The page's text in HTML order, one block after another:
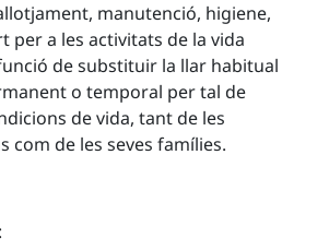
manutenció, higiene,
per a les activitats de la vida
de substituir la llar habitual
o temporal per tal de
de vida, tant de les
com de les seves famílies.